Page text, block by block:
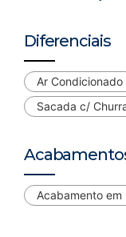
Diferenciais
Ar Condicionado
Sacada c/
Acabamento em